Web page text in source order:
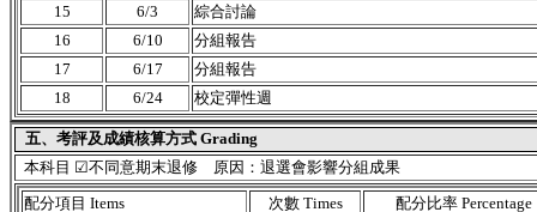
15
6/3
綜合討論
16
6/10
分組報告
17
6/17
分組報告
18
6/24 校定彈性週
五、考評及成績核算方式 Grading
本科目 ☑不同意期末退修 原因：退選會影響分組成果
配分項目 Items
次數 Times
配分比率 Percentage